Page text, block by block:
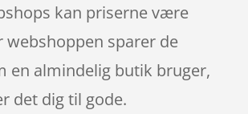
kan priserne være
webshoppen sparer de
en almindelig butik bruger,
det dig til gode.